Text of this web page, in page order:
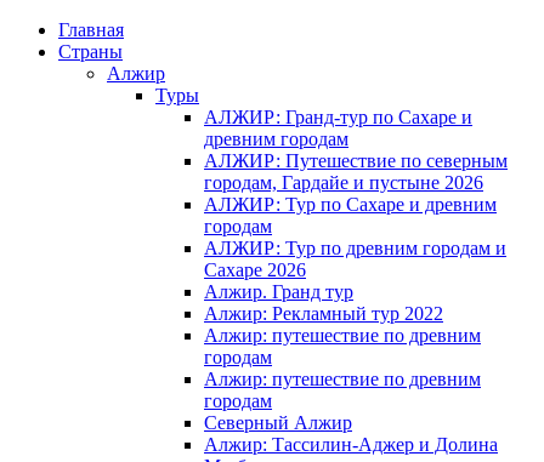
Главная
Страны
Алжир
Туры
АЛЖИР: Гранд-тур по Сахаре и
древним городам
АЛЖИР: Путешествие по северным
городам, Гардайе и пустыне 2026
АЛЖИР: Тур по Сахаре и древним
городам
АЛЖИР: Тур по древним городам и
Сахаре 2026
Алжир. Гранд тур
Алжир: Рекламный тур 2022
Алжир: путешествие по древним
городам
Алжир: путешествие по древним
городам
Северный Алжир
Алжир: Тассилин-Аджер и Долина